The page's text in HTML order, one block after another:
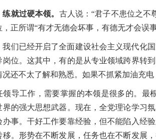
就过硬本领。 古人说：“君子不患位之不
，正所谓“有才无德会坏事，有德无才会误
我们已经开启了全面建设社会主义现代化
岗位。这其中，有的是从专业领域跨界转
况还不太了解和熟悉。如果不抓紧加油充
领导工作，需要掌握的本领是很多的。最
界的强大思想武器。现在，全党理论学习
办事。干好工作要靠经验，但不能陷入经
移。形势在不断发展，任务也在不断发展